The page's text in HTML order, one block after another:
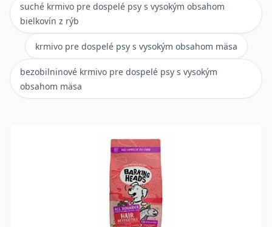
suché krmivo pre dospelé psy s vysokým obsahom
bielkovín z rýb
krmivo pre dospelé psy s vysokým obsahom mäsa
bezobilninové krmivo pre dospelé psy s vysokým
obsahom mäsa